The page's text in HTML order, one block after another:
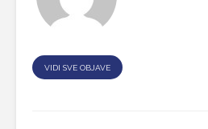
VIDI SVE OBJAVE